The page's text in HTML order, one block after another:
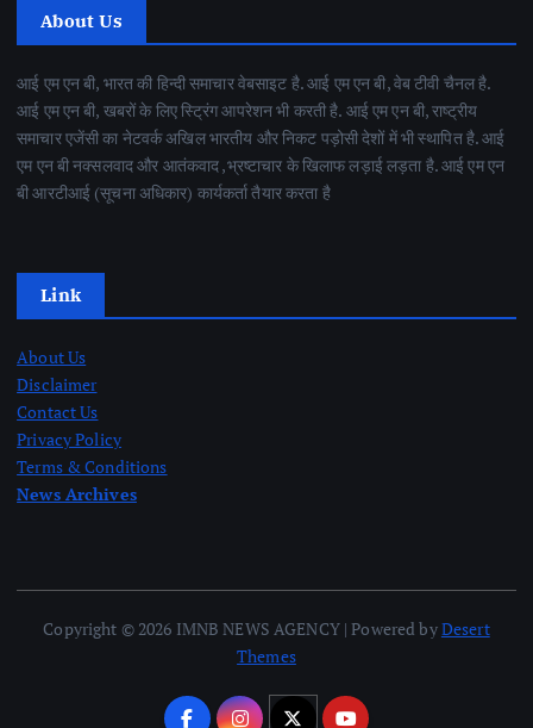
About Us
आई एम एन बी, भारत की हिन्दी समाचार वेबसाइट है. आई एम एन बी, वेब टीवी चैनल है.
आई एम एन बी, खबरों के लिए स्ट्रिंग आपरेशन भी करती है. आई एम एन बी, राष्ट्रीय
समाचार एजेंसी का नेटवर्क अखिल भारतीय और निकट पड़ोसी देशों में भी स्थापित है. आई
एम एन बी नक्सलवाद और आतंकवाद ,भ्रष्टाचार के खिलाफ लड़ाई लड़ता है. आई एम एन
बी आरटीआई (सूचना अधिकार) कार्यकर्ता तैयार करता है
Link
About Us
Disclaimer
Contact Us
Privacy Policy
Terms & Conditions
News Archives
Copyright © 2026 IMNB NEWS AGENCY | Powered byDesert
Themes